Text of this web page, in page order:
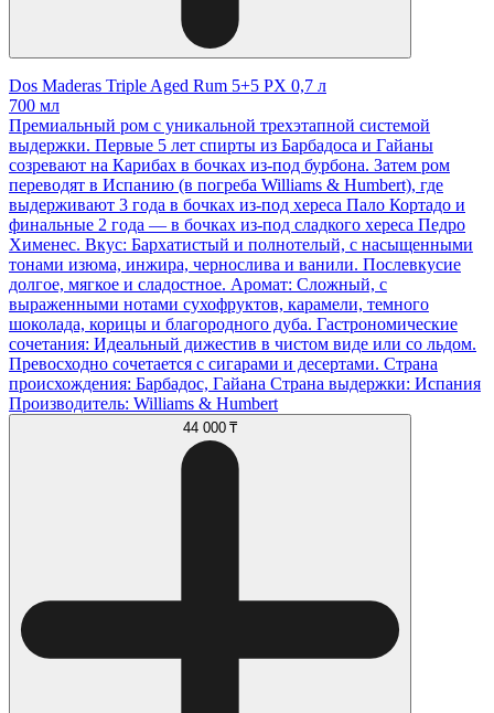
Dos Maderas Triple Aged Rum 5+5 PX 0,7 л
700 мл
Премиальный ром с уникальной трехэтапной системой
выдержки. Первые 5 лет спирты из Барбадоса и Гайаны
созревают на Карибах в бочках из-под бурбона. Затем ром
переводят в Испанию (в погреба Williams & Humbert), где
выдерживают 3 года в бочках из-под хереса Пало Кортадо и
финальные 2 года — в бочках из-под сладкого хереса Педро
Хименес. Вкус: Бархатистый и полнотелый, с насыщенными
тонами изюма, инжира, чернослива и ванили. Послевкусие
долгое, мягкое и сладостное. Аромат: Сложный, с
выраженными нотами сухофруктов, карамели, темного
шоколада, корицы и благородного дуба. Гастрономические
сочетания: Идеальный дижестив в чистом виде или со льдом.
Превосходно сочетается с сигарами и десертами. Страна
происхождения: Барбадос, Гайана Страна выдержки: Испания
Производитель: Williams & Humbert
44 000 ₸